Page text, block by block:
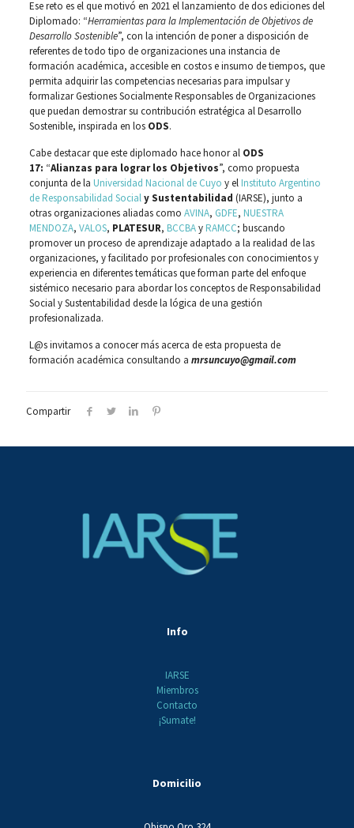
Ese reto es el que motivó en 2021 el lanzamiento de dos ediciones del
Diplomado: “Herramientas para la Implementación de Objetivos de
Desarrollo Sostenible”, con la intención de poner a disposición de
referentes de todo tipo de organizaciones una instancia de
formación académica, accesible en costos e insumo de tiempos, que
permita adquirir las competencias necesarias para impulsar y
formalizar Gestiones Socialmente Responsables de Organizaciones
que puedan demostrar su contribución estratégica al Desarrollo
Sostenible, inspirada en los ODS.
Cabe destacar que este diplomado hace honor al ODS
17: “Alianzas para lograr los Objetivos”, como propuesta
conjunta de la Universidad Nacional de Cuyo y elInstituto Argentino
de Responsabilidad Socialy Sustentabilidad (IARSE), junto a
otras organizaciones aliadas como AVINA, GDFE, NUESTRA
MENDOZA, VALOS, PLATESUR, BCCBAyRAMCC; buscando
promover un proceso de aprendizaje adaptado a la realidad de las
organizaciones, y facilitado por profesionales con conocimientos y
experiencia en diferentes temáticas que forman parte del enfoque
sistémico necesario para abordar los conceptos de Responsabilidad
Social y Sustentabilidad desde la lógica de una gestión
profesionalizada.
L@s invitamos a conocer más acerca de esta propuesta de
formación académica consultando a mrsuncuyo@gmail.com
Compartir
Info
IARSE
Miembros
Contacto
¡Sumate!
Domicilio